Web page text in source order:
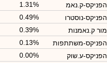
הפניקס-ק.נאמ
1.31%
הפניקס-נוסטרו
0.49%
מור ק.נאמנות
0.39%
הפניקס-משתתפות
0.13%
הפניקס-ע.שוק
0.00%